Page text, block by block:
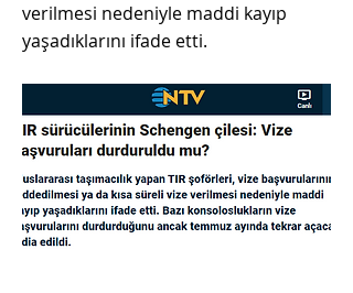
verilmesi nedeniyle maddi kayıp
yaşadıklarını ifade etti.